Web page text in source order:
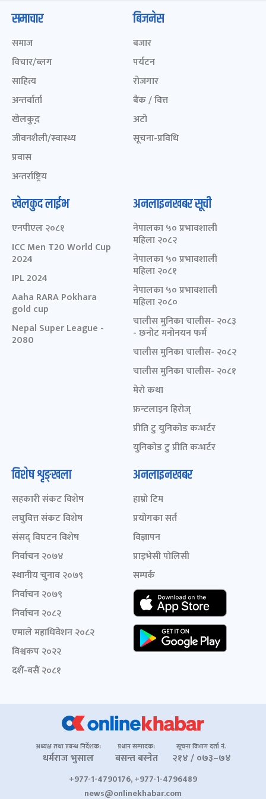
समाचार
समाज
विचार/ब्लग
साहित्य
अन्तर्वार्ता
खेलकुद़़
जीवनशैली/स्वास्थ्य
प्रवास
अन्तर्राष्ट्रिय
बिजनेस
बजार
पर्यटन
रोजगार
बैंक / वित्त
अटो
सूचना-प्रविधि
खेलकुद लाईभ
एनपीएल २०८१
ICC Men T20 World Cup
2024
IPL 2024
Aaha RARA Pokhara
gold cup
Nepal Super League -
2080
अनलाइनखबर सूची
नेपालका ५० प्रभावशाली
महिला २०८२
नेपालका ५० प्रभावशाली
महिला २०८१
नेपालका ५० प्रभावशाली
महिला २०८०
चालीस मुनिका चालीस- २०८३
- छनोट मनोनयन फर्म
चालीस मुनिका चालीस- २०८२
चालीस मुनिका चालीस- २०८१
मेरो कथा
फ्रन्टलाइन हिरोज्
प्रीति टु युनिकोड कन्भर्टर
युनिकोड टु प्रीति कन्भर्टर
विशेष शृङ्खला
सहकारी संकट विशेष
लघुवित्त संकट विशेष
संसद् विघटन विशेष
निर्वाचन २०७४
स्थानीय चुनाव २०७९
निर्वाचन २०७९
निर्वाचन २०८२
एमाले महाधिवेशन २०८२
विश्वकप २०२२
दशैं-बसैं २०८१
अनलाइनखबर
हाम्रो टिम
प्रयोगका सर्त
विज्ञापन
प्राइभेसी पोलिसी
सम्पर्क
अध्यक्ष तथा प्रबन्ध निर्देशक:
धर्मराज भुसाल
प्रधान सम्पादक:
बसन्त बस्नेत
सूचना विभाग दर्ता नं.
२१४ / ०७३–७४
+977-1-4790176, +977-1-4796489
news@onlinekhabar.com